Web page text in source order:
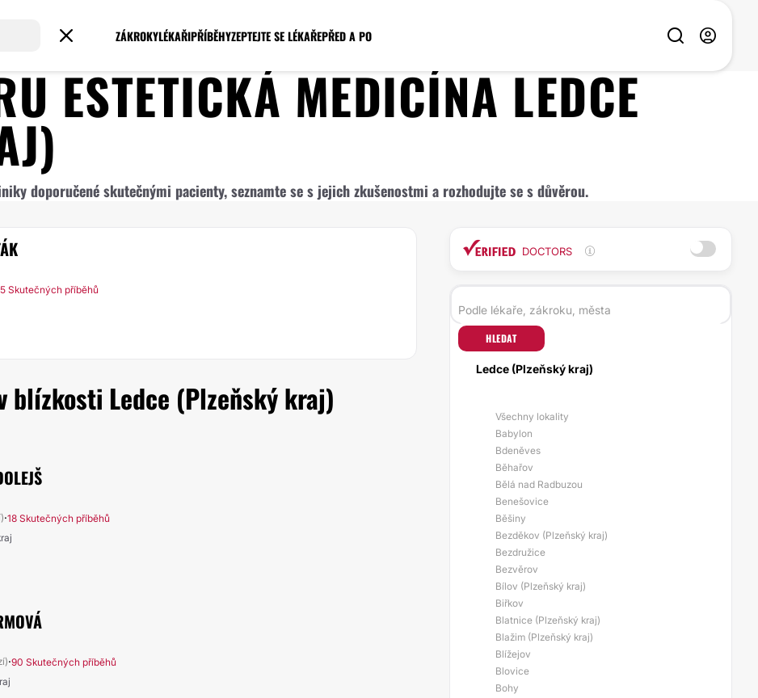
ZÁKROKYLÉKAŘIPŘÍBĚHYZEPTEJTE SE LÉKAŘEPŘED A PO
ESTETICKÁ MEDICÍNALEDCE
doporučené skutečnými pacienty, seznamte se s jejich zkušenostmi a rozhodujte se s důvěrou.
5 Skutečných příběhů
blízkosti Ledce (Plzeňský kraj)
·18 Skutečných příběhů
·90 Skutečných příběhů
DOCTORS
HLEDAT
Ledce (Plzeňský kraj)
Všechny lokality
Babylon
Bdeněves
Běhařov
Bělá nad Radbuzou
Benešovice
Běšiny
Bezděkov (Plzeňský kraj)
Bezdružice
Bezvěrov
Bílov (Plzeňský kraj)
Biřkov
Blatnice (Plzeňský kraj)
Blažim (Plzeňský kraj)
Blížejov
Blovice
Bohy